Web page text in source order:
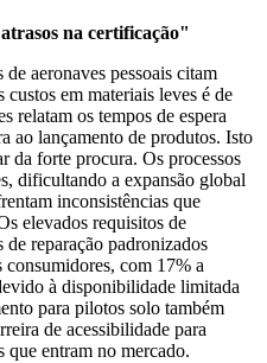
na certificação"
aeronaves pessoais citam
em materiais leves é de
relatam os tempos de espera
ao lançamento de produtos. Isto
da forte procura. Os processos
dificultando a expansão global
inconsistências que
elevados requisitos de
reparação padronizados
consumidores, com 17% a
à disponibilidade limitada
para pilotos solo também
de acessibilidade para
que entram no mercado.